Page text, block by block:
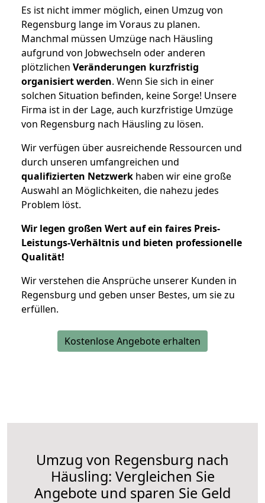
Es ist nicht immer möglich, einen Umzug von
Regensburg lange im Voraus zu planen.
Manchmal müssen Umzüge nach Häusling
aufgrund von Jobwechseln oder anderen
plötzlichen Veränderungen kurzfristig
organisiert werden. Wenn Sie sich in einer
solchen Situation befinden, keine Sorge! Unsere
Firma ist in der Lage, auch kurzfristige Umzüge
von Regensburg nach Häusling zu lösen.
Wir verfügen über ausreichende Ressourcen und
durch unseren umfangreichen und
qualifizierten Netzwerk haben wir eine große
Auswahl an Möglichkeiten, die nahezu jedes
Problem löst.
Wir legen großen Wert auf ein faires Preis-
Leistungs-Verhältnis und bieten professionelle
Qualität!
Wir verstehen die Ansprüche unserer Kunden in
Regensburg und geben unser Bestes, um sie zu
erfüllen.
Kostenlose Angebote erhalten
Umzug von Regensburg nach
Häusling: Vergleichen Sie
Angebote und sparen Sie Geld